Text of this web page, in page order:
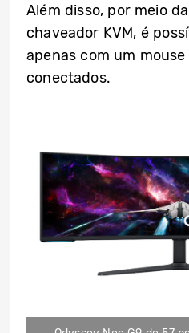
Além disso, por meio
chaveador KVM, é
apenas com um
conectados.